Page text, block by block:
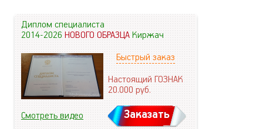
Диплом специалиста
2014-2026НОВОГО ОБРАЗЦАКиржач
Быстрый заказ
Настоящий ГОЗНАК
20.000руб.
Смотреть видео Заказать